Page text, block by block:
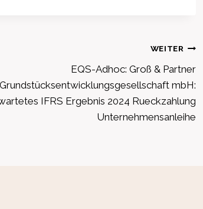
WEITER
EQS-Adhoc: Groß & Partner
Grundstücksentwicklungsgesellschaft mbH:
IFRS Ergebnis 2024 Rueckzahlung
Unternehmensanleihe